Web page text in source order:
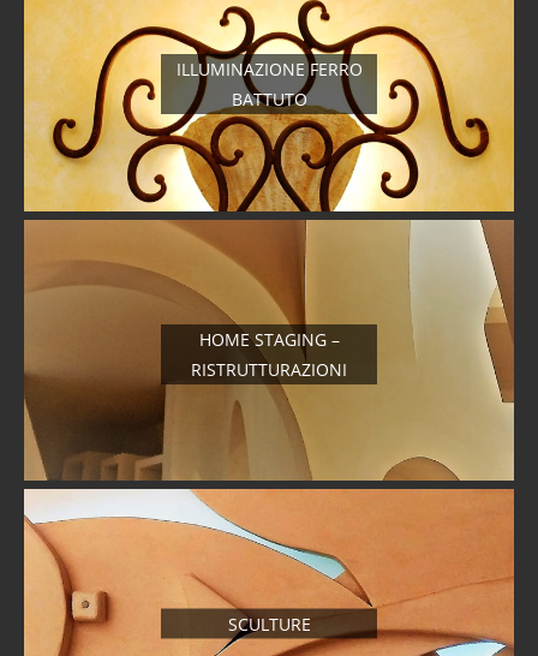
ILLUMINAZIONE FERRO
BATTUTO
HOME STAGING –
RISTRUTTURAZIONI
SCULTURE